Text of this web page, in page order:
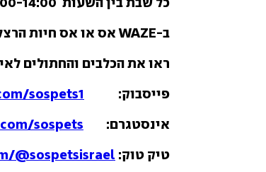
כל שבת בין השעות  10:00-14:00
ב-WAZE אס או אס חיות הרצליה
ראו את הכלבים והחתולים
פייסבוק: sospets1/
אינסטגרם: sospets/
טיק טוק: @sospetsisrael